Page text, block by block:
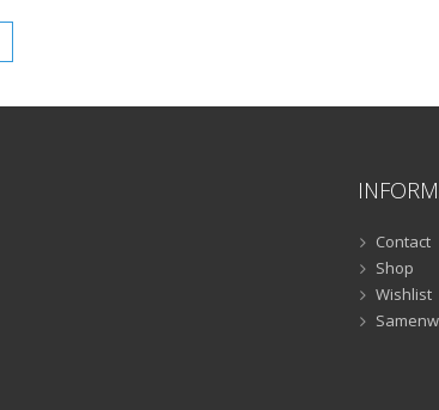
Contact
Shop
Wishlist